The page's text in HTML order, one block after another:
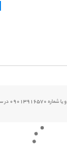
و یا شماره 09013916570 در سامانه بله پیام دهید.